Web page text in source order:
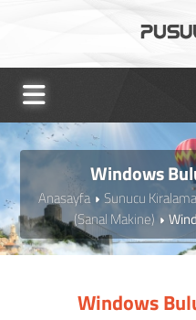
Windows
Anasayfa Sunucu
(Sanal Makine)
Windows